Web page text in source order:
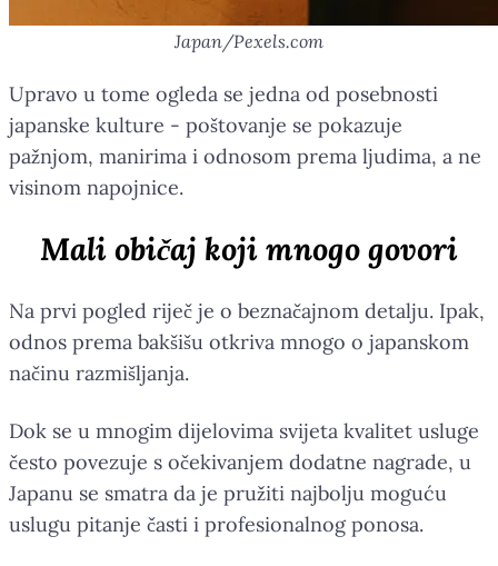
Japan/Pexels.com
Upravo u tome ogleda se jedna od posebnosti
japanske kulture - poštovanje se pokazuje
pažnjom, manirima i odnosom prema ljudima, a ne
visinom napojnice.
Mali običaj koji mnogo govori
Na prvi pogled riječ je o beznačajnom detalju. Ipak,
odnos prema bakšišu otkriva mnogo o japanskom
načinu razmišljanja.
Dok se u mnogim dijelovima svijeta kvalitet usluge
često povezuje s očekivanjem dodatne nagrade, u
Japanu se smatra da je pružiti najbolju moguću
uslugu pitanje časti i profesionalnog ponosa.